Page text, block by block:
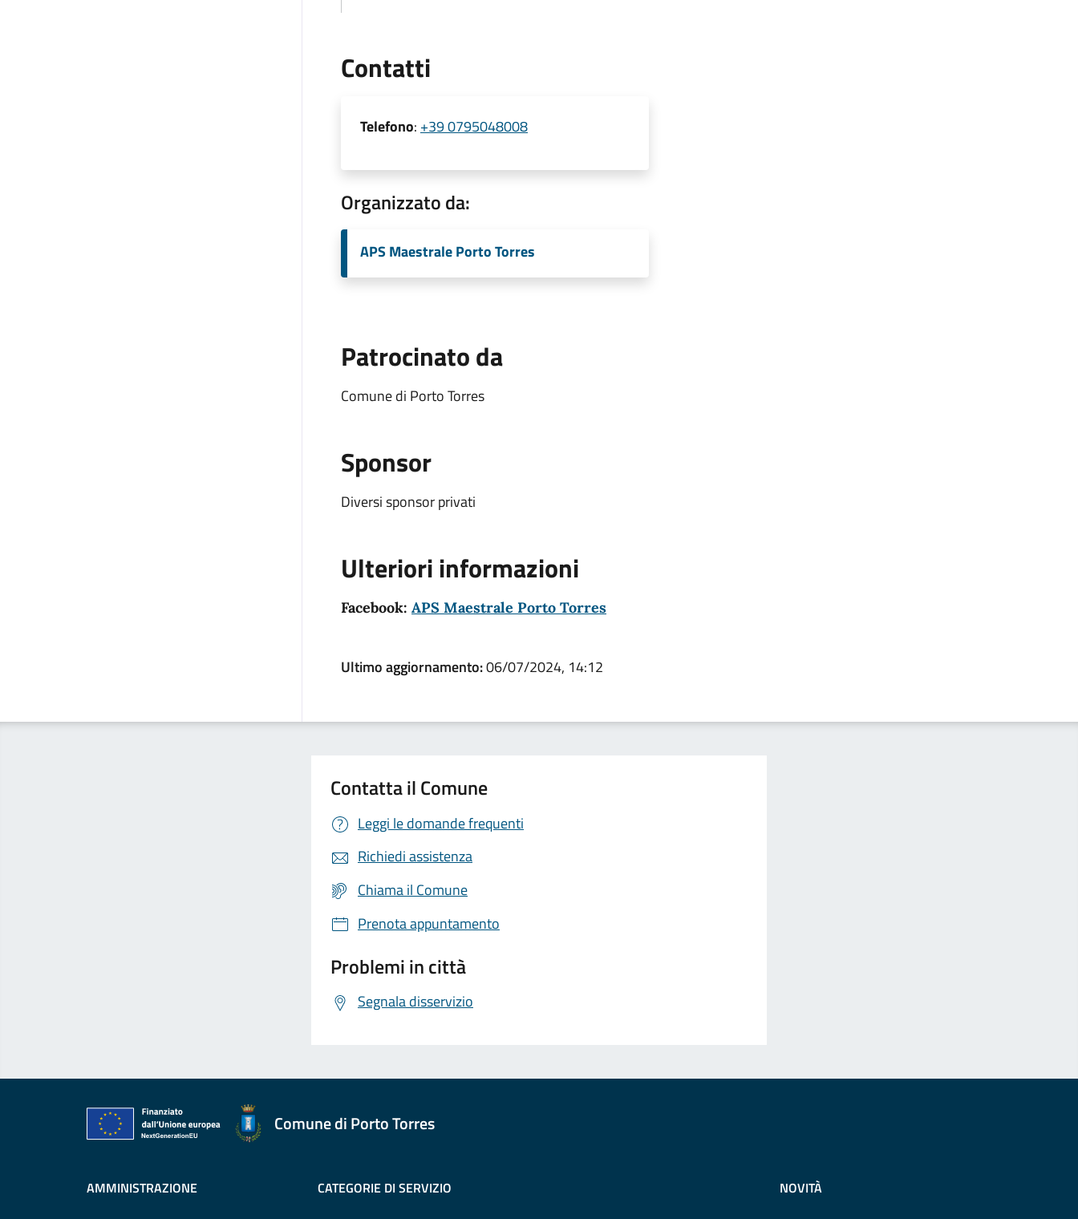
Contatti
Telefono: +39 0795048008
Organizzato da:
APS Maestrale Porto Torres
Patrocinato da
Comune di Porto Torres
Sponsor
Diversi sponsor privati
Ulteriori informazioni
Facebook: APS Maestrale Porto Torres
Ultimo aggiornamento:06/07/2024, 14:12
Contatta il Comune
Leggi le domande frequenti
Richiedi assistenza
Chiama il Comune
Prenota appuntamento
Problemi in città
Segnala disservizio
Comune di Porto Torres
AMMINISTRAZIONE CATEGORIE DI SERVIZIO NOVITÀ